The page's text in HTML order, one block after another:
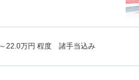
22.0万円 程度 諸手当込み